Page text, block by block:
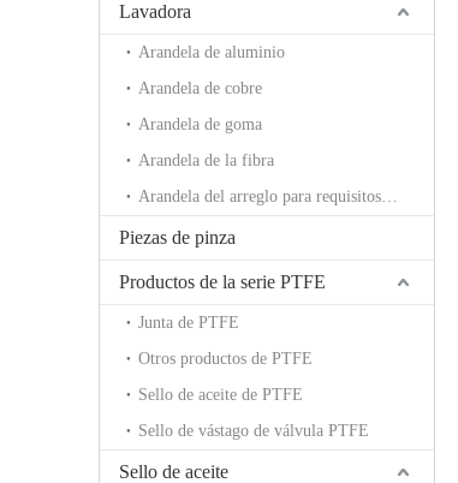
Lavadora
Arandela de aluminio
Arandela de cobre
Arandela de goma
Arandela de la fibra
Arandela del arreglo para requisitos particulares
Piezas de pinza
Productos de la serie PTFE
Junta de PTFE
Otros productos de PTFE
Sello de aceite de PTFE
Sello de vástago de válvula PTFE
Sello de aceite